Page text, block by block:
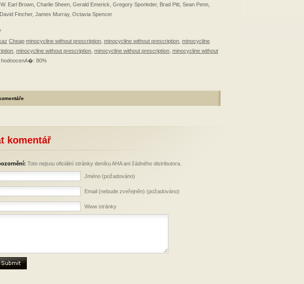
Earl Brown, Charlie Sheen, Gerald Emerick, Gregory Sporleder, Brad Pitt, Sean Penn,
Fincher, James Murray, Octavia Spencer
Cheap minocycline without prescription minocycline without prescription minocycline
minocycline without prescription minocycline without prescription minocycline without
, hodnocenA�: 80%
komentář
Toto nejsou oficiální stránky deníku AHA ani žádného distributora.
Jméno (požadováno)
Email (nebude zveřejněn) (požadováno)
Www stránky